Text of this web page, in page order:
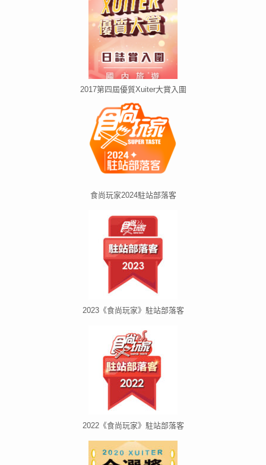
2017第四屆優質Xuiter大賞入圍
食尚玩家2024駐站部落客
2023《食尚玩家》駐站部落客
2022《食尚玩家》駐站部落客